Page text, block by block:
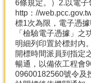
6條規定。）2.以電子
http：//
標1次為限，電子憑
「檢驗電子憑據」
明細列印置於標封內
開標時間派員到指定
暢通，以備依工程會
09600182560號令及